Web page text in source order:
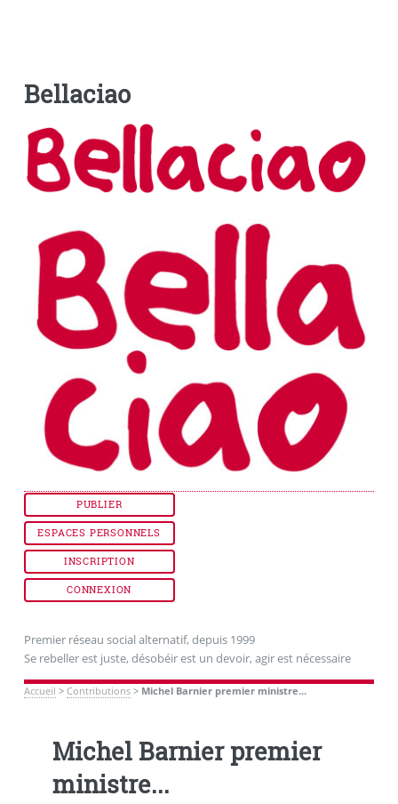
Bellaciao
PUBLIER
ESPACES PERSONNELS
INSCRIPTION
CONNEXION
Premier réseau social alternatif, depuis 1999
Se rebeller est juste, désobéir est un devoir, agir est nécessaire
Accueil > Contributions> Michel Barnier premier ministre...
Michel Barnier premier
ministre...